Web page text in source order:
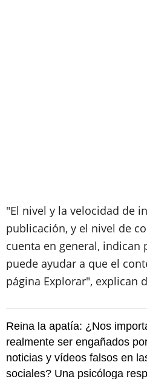
"El nivel y la velocidad de
publicación, y el nivel de
cuenta en general, indican
puede ayudar a que el
página Explorar", explican
Reina la apatía: ¿Nos
realmente ser engañados
noticias y vídeos falsos en
sociales? Una psicóloga